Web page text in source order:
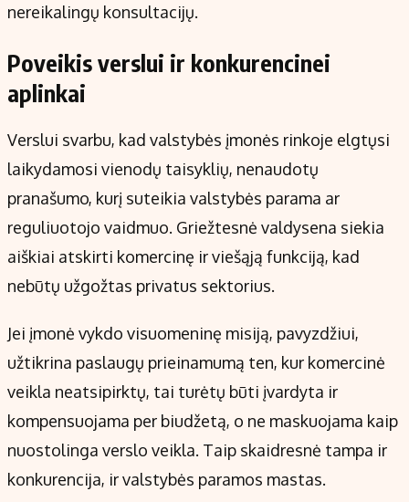
nereikalingų konsultacijų.
Poveikis verslui ir konkurencinei
aplinkai
Verslui svarbu, kad valstybės įmonės rinkoje elgtųsi
laikydamosi vienodų taisyklių, nenaudotų
pranašumo, kurį suteikia valstybės parama ar
reguliuotojo vaidmuo. Griežtesnė valdysena siekia
aiškiai atskirti komercinę ir viešąją funkciją, kad
nebūtų užgožtas privatus sektorius.
Jei įmonė vykdo visuomeninę misiją, pavyzdžiui,
užtikrina paslaugų prieinamumą ten, kur komercinė
veikla neatsipirktų, tai turėtų būti įvardyta ir
kompensuojama per biudžetą, o ne maskuojama kaip
nuostolinga verslo veikla. Taip skaidresnė tampa ir
konkurencija, ir valstybės paramos mastas.